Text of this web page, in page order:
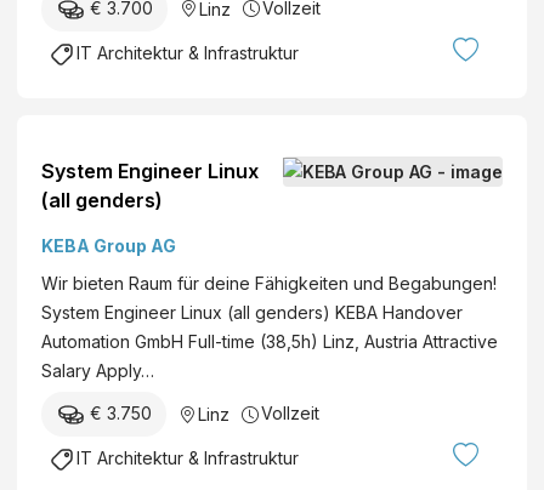
€ 3.700 Linz Vollzeit
IT Architektur & Infrastruktur
System Engineer Linux
(all genders)
KEBA Group AG
Wir bieten Raum für deine Fähigkeiten und Begabungen!
System Engineer Linux (all genders) KEBA Handover
Automation GmbH Full-time (38,5h) Linz, Austria Attractive
Salary Apply…
€ 3.750 Linz Vollzeit
IT Architektur & Infrastruktur